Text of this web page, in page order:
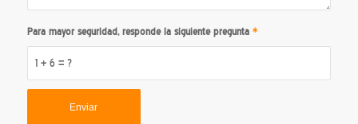
1 + 6 = ?
Para mayor seguridad, responde la siguiente pregunta *